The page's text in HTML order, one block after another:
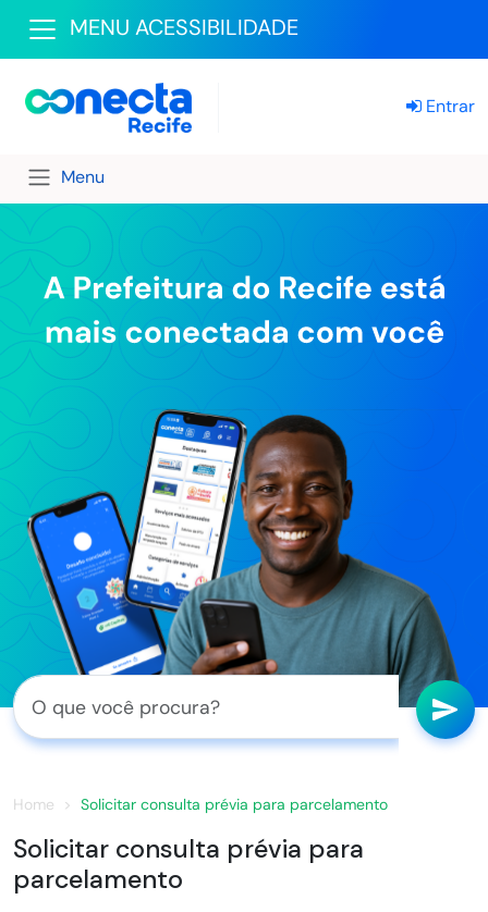
MENU ACESSIBILIDADE
Entrar
Menu
Home Solicitar consulta prévia para parcelamento
Solicitar consulta prévia para
parcelamento